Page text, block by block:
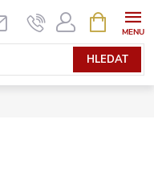
HLEDAT
NÁKUPNÍ
KOŠÍK